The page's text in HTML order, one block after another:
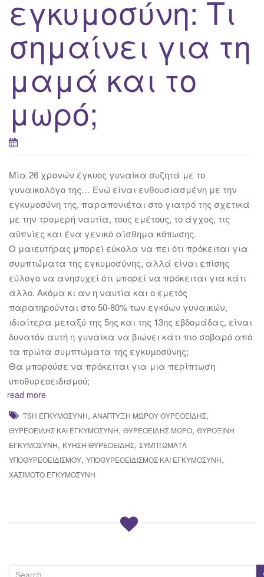
εγκυμοσύνη: Τι
σημαίνει για τη
μαμά και το
μωρό;
Mία 26 χρονών έγκυος γυναίκα συζητά με το
γυναικολόγο της… Ενώ είναι ενθουσιασμένη με την
εγκυμοσύνη της, παραπονιέται στο γιατρό της σχετικά
με την τρομερή ναυτία, τους εμέτους, το άγχος, τις
αϋπνίες και ένα γενικό αίσθημα κόπωσης.
Ο μαιευτήρας μπορεί εύκολα να πει ότι πρόκειται για
συμπτώματα της εγκυμοσύνης, αλλά είναι επίσης
εύλογο να ανησυχεί ότι μπορεί να πρόκειται για κάτι
άλλο. Ακόμα κι αν η ναυτία και ο εμετός
παρατηρούνται στο 50-80% των εγκύων γυναικών,
ιδιαίτερα μεταξύ της 5ης και της 13ης εβδομάδας, είναι
δυνατόν αυτή η γυναίκα να βιώνει κάτι πιο σοβαρό από
τα πρώτα συμπτώματα της εγκυμοσύνης;
Θα μπορούσε να πρόκειται για μια περίπτωση
υποθυρεοειδισμού;
read more
TSH ΕΓΚΥΜΟΣΎΝΗ, ΑΝΆΠΤΥΞΗ ΜΩΡΟΎ ΘΥΡΕΟΕΙΔΉΣ,
ΘΥΡΕΟΕΙΔΉΣ ΚΑΙ ΕΓΚΥΜΟΣΎΝΗ, ΘΥΡΕΟΕΙΔΉΣ ΜΩΡΌ, ΘΥΡΟΞΊΝΗ
ΕΓΚΥΜΟΣΎΝΗ, ΚΎΗΣΗ ΘΥΡΕΟΕΙΔΉΣ, ΣΥΜΠΤΏΜΑΤΑ
ΥΠΟΘΥΡΕΟΕΙΔΙΣΜΟΎ, ΥΠΟΘΥΡΕΟΕΙΔΙΣΜΌΣ ΚΑΙ ΕΓΚΥΜΟΣΎΝΗ,
ΧΑΣΙΜΌΤΟ ΕΓΚΥΜΟΣΎΝΗ